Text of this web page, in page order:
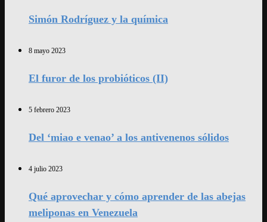
Simón Rodríguez y la química
8 mayo 2023
El furor de los probióticos (II)
5 febrero 2023
Del ‘miao e venao’ a los antivenenos sólidos
4 julio 2023
Qué aprovechar y cómo aprender de las abejas
meliponas en Venezuela